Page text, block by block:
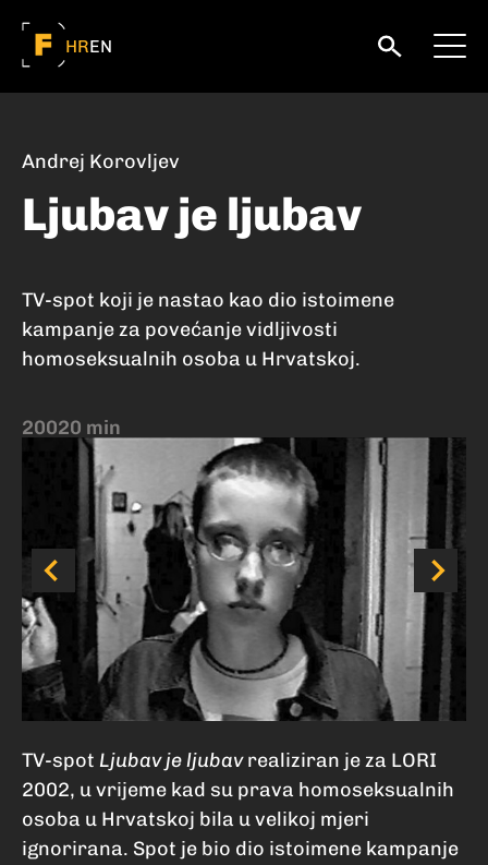
HREN
Andrej Korovljev
Ljubav je ljubav
TV-spot koji je nastao kao dio istoimene
kampanje za povećanje vidljivosti
homoseksualnih osoba u Hrvatskoj.
20020 min
TV-spot Ljubav je ljubavrealiziran je za LORI
2002, u vrijeme kad su prava homoseksualnih
osoba u Hrvatskoj bila u velikoj mjeri
ignorirana. Spot je bio dio istoimene kampanje